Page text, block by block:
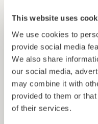
This website uses
We use cookies to
provide social media
We also share
our social media,
may combine it with
provided to them or
of their services.
Esférico
Captura de carbono
Empréstimo